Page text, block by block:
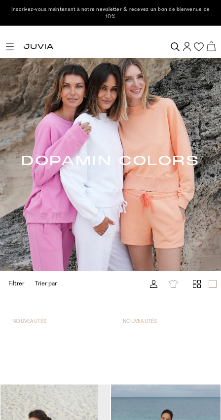
Inscrivez-vous maintenant à notre newsletter & recevez un bon de bienvenue de
10%
DOPAMIN COLORS
Filtrer Trier par
NOUVEAUTÉS NOUVEAUTÉS